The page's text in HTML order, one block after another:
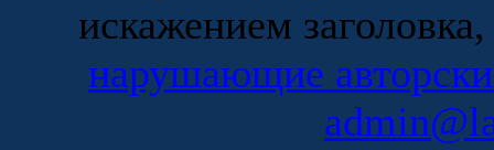
искажением
нарушающие